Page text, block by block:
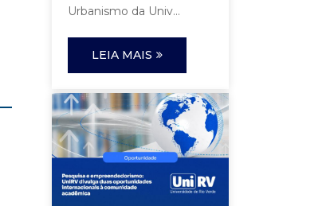
Urbanismo da Univ...
LEIA MAIS